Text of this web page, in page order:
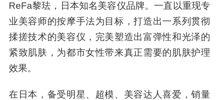
ReFa黎珐，日本知名美容仪品牌。一直以重现专
业美容师的按摩手法为目标，打造出一系列贯彻
揉搓技术的美容仪，完美塑造出富弹性和光泽的
紧致肌肤，为都市女性带来真正需要的肌肤护理
效果。
在日本，备受明星、超模、美容达人喜爱，销量